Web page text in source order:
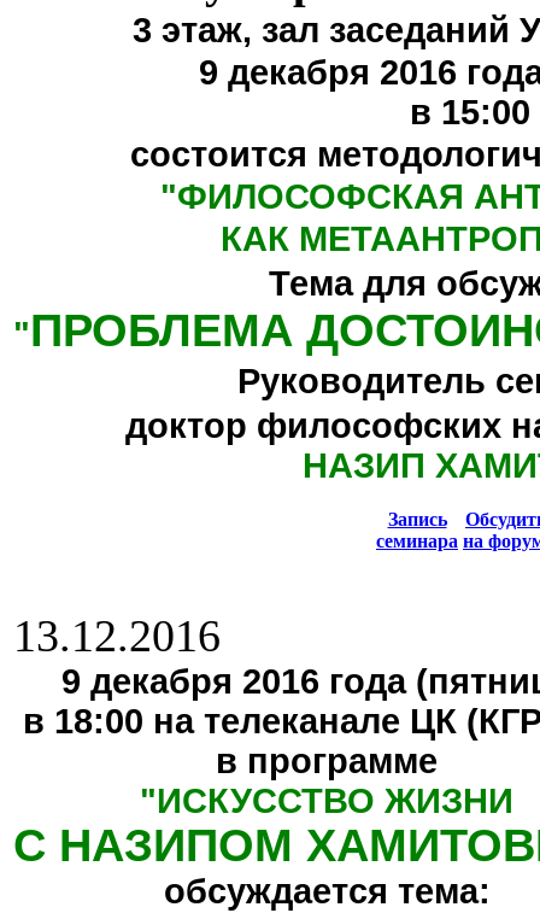
3 этаж, зал заседаний
9 декабря 2016
в 15:00
состоится
"ФИЛОСОФСКАЯ
КАК
Тема для
"ПРОБЛЕМА
Руководитель
доктор философских
НАЗИП
Запись
семинара на
13.12.2016
9 декабря 2016 года
в 18:00 на телеканале ЦК
в программе
"ИСКУССТВО ЖИЗНИ
С НАЗИПОМ
обсуждается тема: